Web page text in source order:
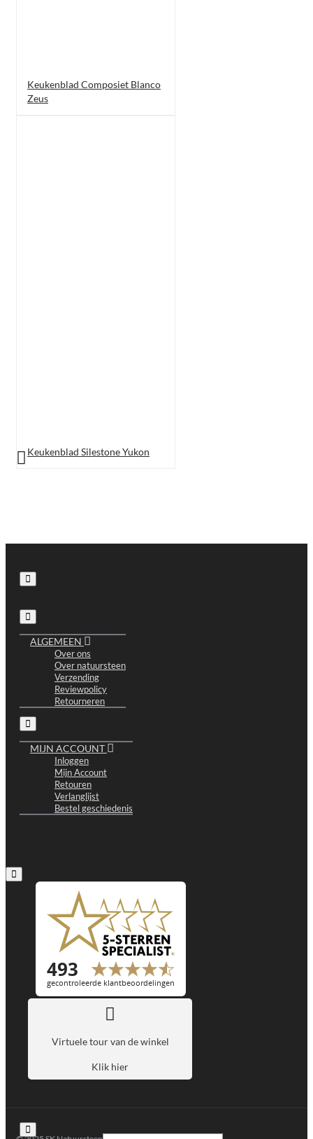
Keukenblad Composiet Blanco
Zeus
Keukenblad Silestone Yukon
ALGEMEEN
Over ons
Over natuursteen
Verzending
Reviewpolicy
Retourneren
MIJN ACCOUNT
Inloggen
Mijn Account
Retouren
Verlanglijst
Bestel geschiedenis
Virtuele tour van de winkel
Klik hier